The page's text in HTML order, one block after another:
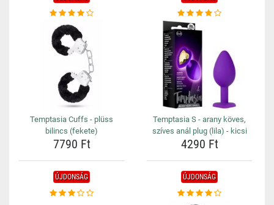
Temptasia Cuffs - plüss
bilincs (fekete)
7790 Ft
Temptasia S - arany köves,
szíves anál plug (lila) - kicsi
4290 Ft
ÚJDONSÁG ÚJDONSÁG